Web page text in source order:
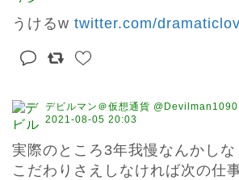
うけるw twitter.com/
デビルマン＠仮想通貨 @Devilman1090
2021-08-05 20:03
実際のところ3年我慢なんかし
こだわりさえしなければ次の仕